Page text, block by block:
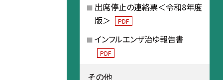
出席停止の連絡票＜令和8年度
版＞
PDF
インフルエンザ治ゆ報告書
PDF
その他